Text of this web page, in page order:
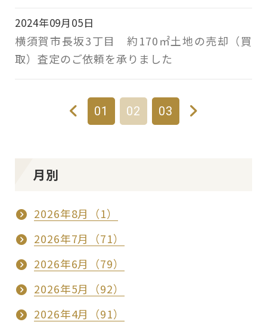
2024年09月05日
横須賀市長坂3丁目 約170㎡土地の売却（買
取）査定のご依頼を承りました
01 02 03
月別
2026年8月（1）
2026年7月（71）
2026年6月（79）
2026年5月（92）
2026年4月（91）